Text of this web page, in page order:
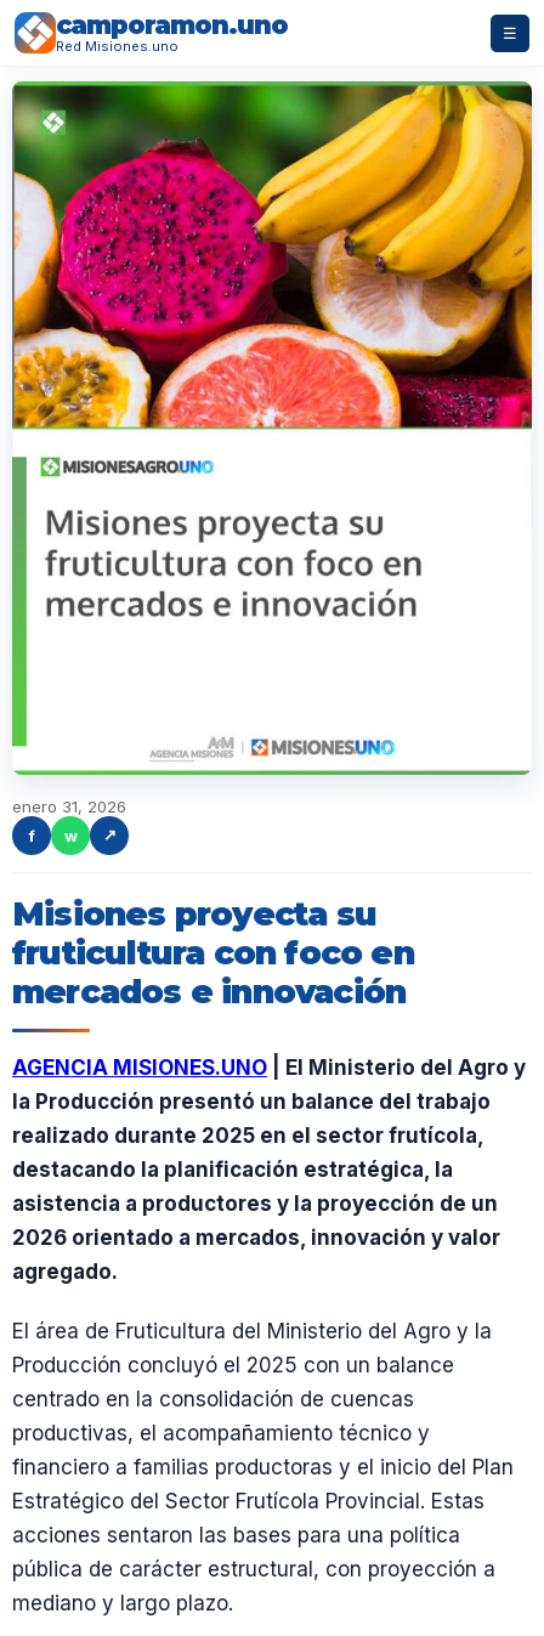
camporamon.uno
Red Misiones.uno
☰
enero 31, 2026
f
w ↗
Misiones proyecta su
fruticultura con foco en
mercados e innovación
AGENCIA MISIONES.UNO | El Ministerio del Agro y
la Producción presentó un balance del trabajo
realizado durante 2025 en el sector frutícola,
destacando la planificación estratégica, la
asistencia a productores y la proyección de un
2026 orientado a mercados, innovación y valor
agregado.
El área de Fruticultura del Ministerio del Agro y la
Producción concluyó el 2025 con un balance
centrado en la consolidación de cuencas
productivas, el acompañamiento técnico y
financiero a familias productoras y el inicio del Plan
Estratégico del Sector Frutícola Provincial. Estas
acciones sentaron las bases para una política
pública de carácter estructural, con proyección a
mediano y largo plazo.